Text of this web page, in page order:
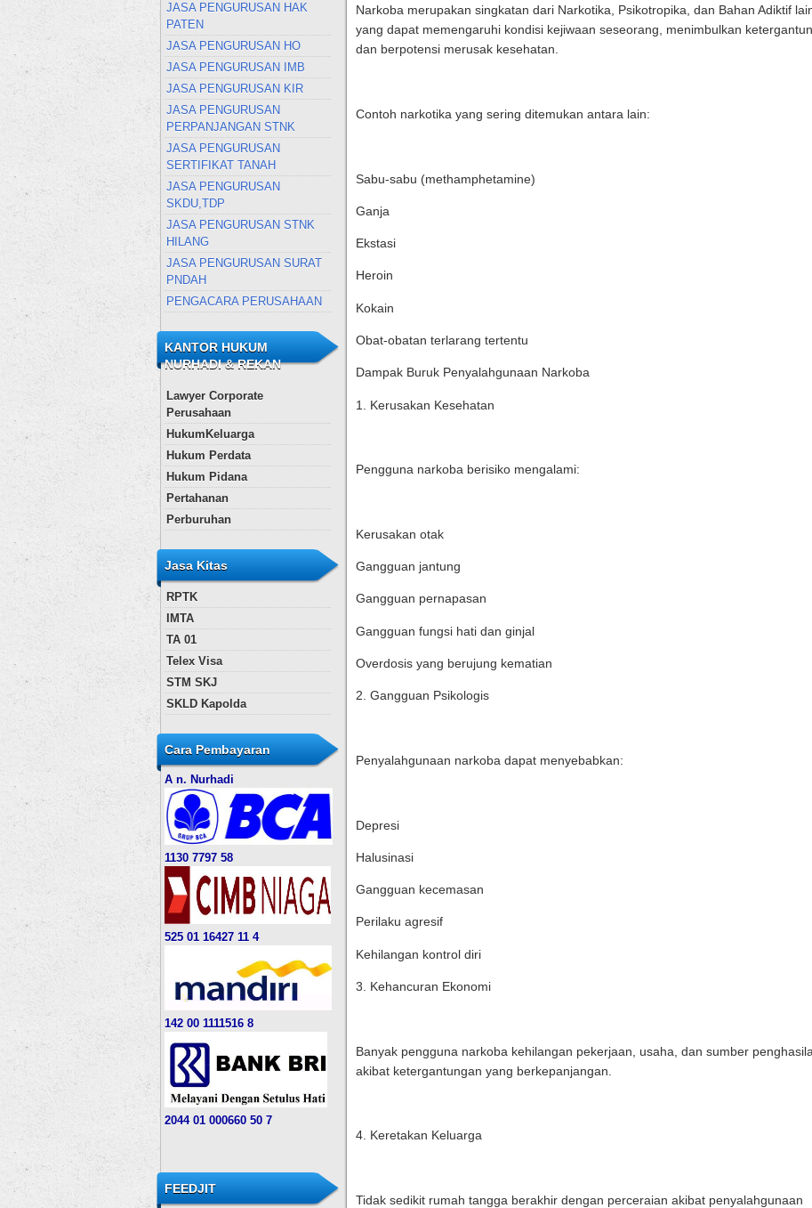
JASA PENGURUSAN HAK
PATEN
JASA PENGURUSAN HO
JASA PENGURUSAN IMB
JASA PENGURUSAN KIR
JASA PENGURUSAN
PERPANJANGAN STNK
JASA PENGURUSAN
SERTIFIKAT TANAH
JASA PENGURUSAN
SKDU,TDP
JASA PENGURUSAN STNK
HILANG
JASA PENGURUSAN SURAT
PNDAH
PENGACARA PERUSAHAAN
KANTOR HUKUM
NURHADI & REKAN
Lawyer Corporate
Perusahaan
HukumKeluarga
Hukum Perdata
Hukum Pidana
Pertahanan
Perburuhan
Jasa Kitas
RPTK
IMTA
TA 01
Telex Visa
STM SKJ
SKLD Kapolda
Cara Pembayaran
A n. Nurhadi
1130 7797 58
525 01 16427 11 4
142 00 1111516 8
204401 000660 50 7
FEEDJIT
Narkoba merupakan singkatan dari Narkotika, Psikotropika, dan Bahan Adiktif
yang dapat memengaruhi kondisi kejiwaan seseorang, menimbulkan
dan berpotensi merusak kesehatan.
Contoh narkotika yang sering ditemukan antara lain:
Sabu-sabu (methamphetamine)
Ganja
Ekstasi
Heroin
Kokain
Obat-obatan terlarang tertentu
Dampak Buruk Penyalahgunaan Narkoba
1. Kerusakan Kesehatan
Pengguna narkoba berisiko mengalami:
Kerusakan otak
Gangguan jantung
Gangguan pernapasan
Gangguan fungsi hati dan ginjal
Overdosis yang berujung kematian
2. Gangguan Psikologis
Penyalahgunaan narkoba dapat menyebabkan:
Depresi
Halusinasi
Gangguan kecemasan
Perilaku agresif
Kehilangan kontrol diri
3. Kehancuran Ekonomi
Banyak pengguna narkoba kehilangan pekerjaan, usaha, dan sumber
akibat ketergantungan yang berkepanjangan.
4. Keretakan Keluarga
Tidak sedikit rumah tangga berakhir dengan perceraian akibat penyalahgunaan